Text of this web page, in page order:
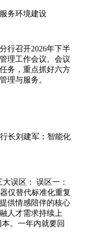
务环境建设
行召开2026年下半
理工作会议。会议
务，重点抓好六方
理与服务。
长刘建军：智能化
误区： 误区一：
仅替代标准化重复
供情感陪伴的核心
人才需求持续上
。一年内就要回